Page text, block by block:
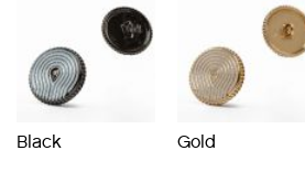
Black Gold